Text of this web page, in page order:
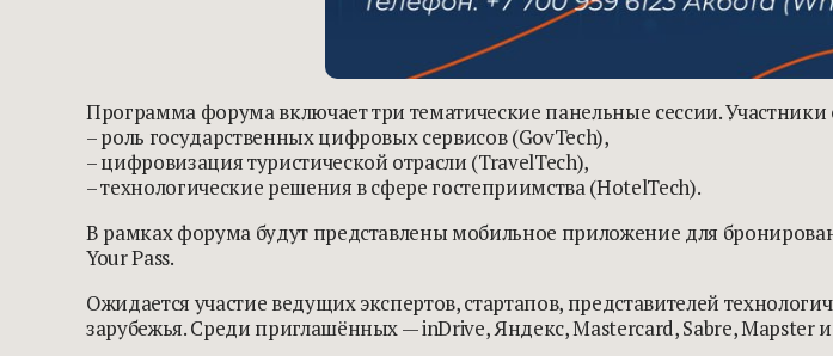
Программа форума включает три тематические панельные сессии.
– роль государственных цифровых сервисов (GovTech),
– цифровизация туристической отрасли (TravelTech),
– технологические решения в сфере гостеприимства (HotelTech).
В рамках форума будут представлены мобильное приложение для
Your Pass.
Ожидается участие ведущих экспертов, стартапов, представителей
зарубежья. Среди приглашённых — inDrive, Яндекс, Mastercard, Sabre, Mapster